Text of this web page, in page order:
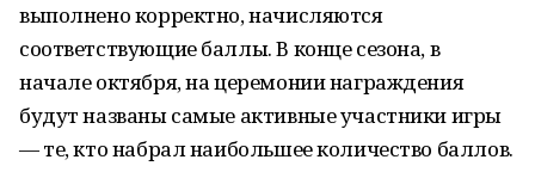
выполнено корректно, начисляются
соответствующие баллы. В конце сезона, в
начале октября, на церемонии награждения
будут названы самые активные участники игры
— те, кто набрал наибольшее количество баллов.